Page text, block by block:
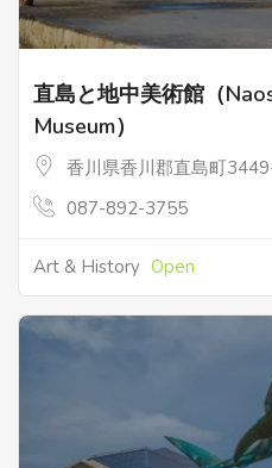
直島と地中美術館（
Museum）
香川県香川郡直島町
087-892-3755
Art & History Open